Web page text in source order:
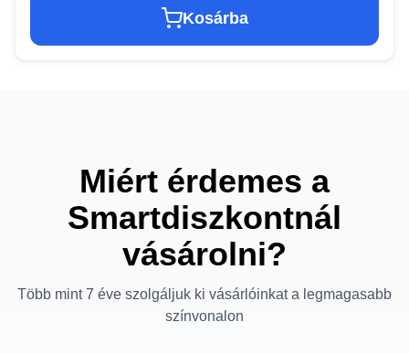
Kosárba
Miért érdemes a
Smartdiszkontnál
vásárolni?
Több mint 7 éve szolgáljuk ki vásárlóinkat a legmagasabb
színvonalon